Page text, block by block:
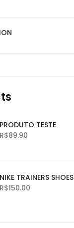
PRODUTO TESTE
R$89.90
NIKE TRAINERS SHOES
R$150.00